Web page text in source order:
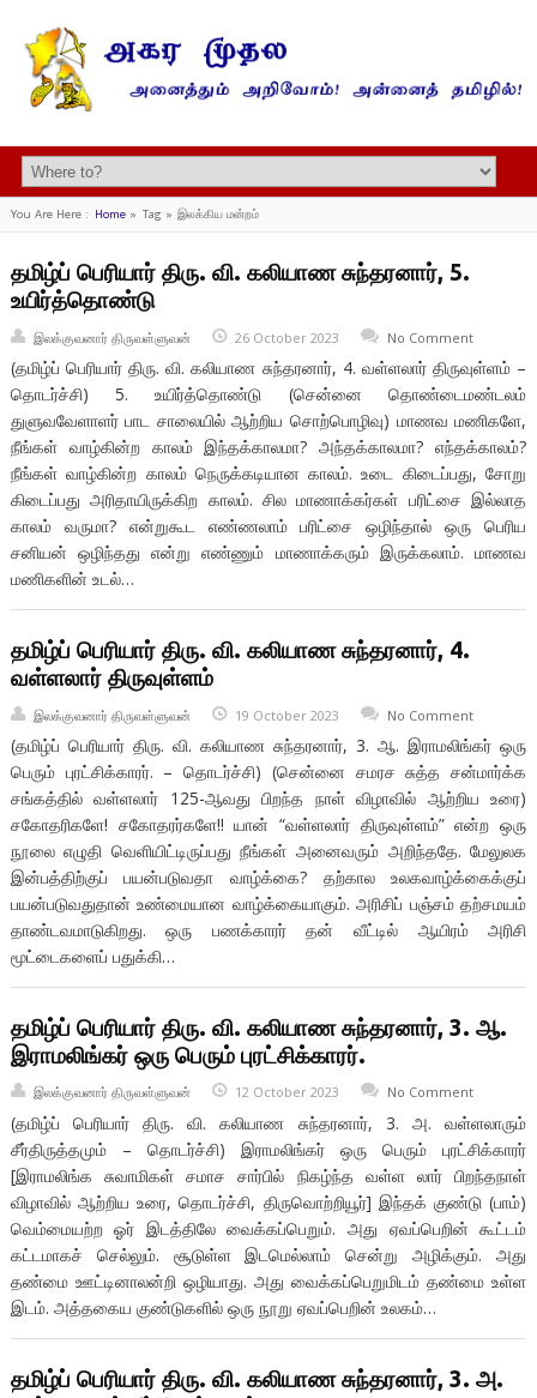
You Are Here : Home» Tag » இலக்கிய மன்றம்
தமிழ்ப் பெரியார் திரு. வி. கலியாண சுந்தரனார், 5.
உயிர்த்தொண்டு
இலக்குவனார் திருவள்ளுவன் 26 October 2023 No Comment
(தமிழ்ப் பெரியார் திரு. வி. கலியாண சுந்தரனார், 4. வள்ளலார் திருவுள்ளம் –
தொடர்ச்சி) 5. உயிர்த்தொண்டு (சென்னை தொண்டைமண்டலம்
துளுவவேளாளர் பாட சாலையில் ஆற்றிய சொற்பொழிவு) மாணவ மணிகளே,
நீங்கள் வாழ்கின்ற காலம் இந்தக்காலமா? அந்தக்காலமா? எந்தக்காலம்?
நீங்கள் வாழ்கின்ற காலம் நெருக்கடியான காலம். உடை கிடைப்பது, சோறு
கிடைப்பது அரிதாயிருக்கிற காலம். சில மாணாக்கர்கள் பரிட்சை இல்லாத
காலம் வருமா? என்றுகூட எண்ணலாம் பரிட்சை ஒழிந்தால் ஒரு பெரிய
சனியன் ஒழிந்தது என்று எண்ணும் மாணாக்கரும் இருக்கலாம். மாணவ
மணிகளின் உடல்…
தமிழ்ப் பெரியார் திரு. வி. கலியாண சுந்தரனார், 4.
வள்ளலார் திருவுள்ளம்
இலக்குவனார் திருவள்ளுவன் 19 October 2023 No Comment
(தமிழ்ப் பெரியார் திரு. வி. கலியாண சுந்தரனார், 3. ஆ. இராமலிங்கர் ஒரு
பெரும் புரட்சிக்காரர். – தொடர்ச்சி) (சென்னை சமரச சுத்த சன்மார்க்க
சங்கத்தில் வள்ளலார் 125-ஆவது பிறந்த நாள் விழாவில் ஆற்றிய உரை)
சகோதரிகளே! சகோதரர்களே!! யான் “வள்ளலார் திருவுள்ளம்” என்ற ஒரு
நூலை எழுதி வெளியிட்டிருப்பது நீங்கள் அனைவரும் அறிந்ததே. மேலுலக
இன்பத்திற்குப் பயன்படுவதா வாழ்க்கை? தற்கால உலகவாழ்க்கைக்குப்
பயன்படுவதுதான் உண்மையான வாழ்க்கையாகும். அரிசிப் பஞ்சம் தற்சமயம்
தாண்டவமாடுகிறது. ஒரு பணக்காரர் தன் வீட்டில் ஆயிரம் அரிசி
மூட்டைகளைப் பதுக்கி…
தமிழ்ப் பெரியார் திரு. வி. கலியாண சுந்தரனார், 3. ஆ.
இராமலிங்கர் ஒரு பெரும் புரட்சிக்காரர்.
இலக்குவனார் திருவள்ளுவன் 12 October 2023 No Comment
(தமிழ்ப் பெரியார் திரு. வி. கலியாண சுந்தரனார், 3. அ. வள்ளலாரும்
சீர்திருத்தமும் – தொடர்ச்சி) இராமலிங்கர் ஒரு பெரும் புரட்சிக்காரர்
[இராமலிங்க சுவாமிகள் சமாச சார்பில் நிகழ்ந்த வள்ள லார் பிறந்தநாள்
விழாவில் ஆற்றிய உரை, தொடர்ச்சி, திருவொற்றியூர்] இந்தக் குண்டு (பாம்)
வெம்மையற்ற ஓர் இடத்திலே வைக்கப்பெறும். அது ஏவப்பெறின் கூட்டம்
கட்டமாகச் செல்லும். சூடுள்ள இடமெல்லாம் சென்று அழிக்கும். அது
தண்மை ஊட்டினாலன்றி ஒழியாது. அது வைக்கப்பெறுமிடம் தண்மை உள்ள
இடம். அத்தகைய குண்டுகளில் ஒரு நூறு ஏவப்பெறின் உலகம்…
தமிழ்ப் பெரியார் திரு. வி. கலியாண சுந்தரனார், 3. அ.